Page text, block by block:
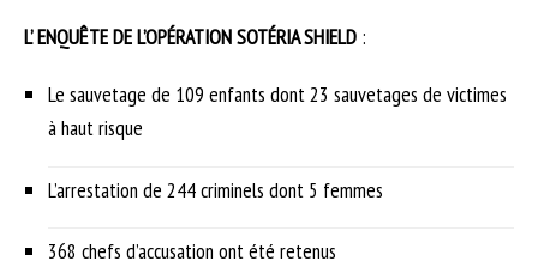
L’ ENQUÊTE DE L’OPÉRATION SOTÉRIA SHIELD :
Le sauvetage de 109 enfants dont 23 sauvetages de victimes
à haut risque
L’arrestation de 244 criminels dont 5 femmes
368 chefs d’accusation ont été retenus